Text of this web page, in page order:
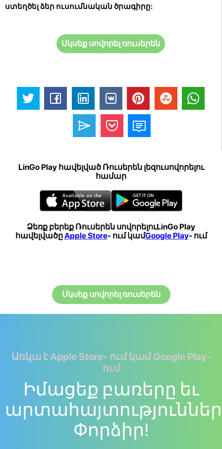
ստեղծել ձեր ուսումնական ծրագիրը:
Սկսեք սովորել ռուսերեն
LinGo Play հավելված Ռուսերեն լեզուսովորելու
համար
Ձեռք բերեք Ռուսերեն սովորելուLinGo Play
հավելվածըApple Store- ում կամGoogle Play- ում
Սկսեք սովորել ռուսերեն
Առկա է Apple Store- ում կամ Google Play-
ում
Իմացեք բառերը եւ
Փորձիր!